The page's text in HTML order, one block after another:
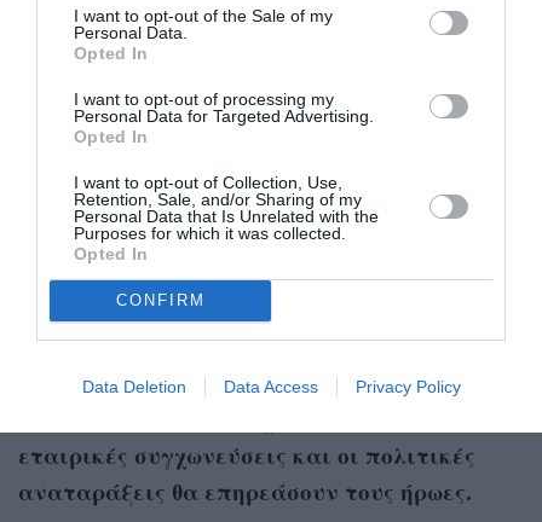
I want to opt-out of the Sale of my
Personal Data.
Opted In
I want to opt-out of processing my
Personal Data for Targeted Advertising.
Opted In
I want to opt-out of Collection, Use,
Retention, Sale, and/or Sharing of my
Personal Data that Is Unrelated with the
Purposes for which it was collected.
Opted In
CONFIRM
Data Deletion Data Access Privacy Policy
H πέμπτη σεζόν
Η 5η σεζόν βρίσκεται ήδη στο γραφείο των
σεναριογράφων.Η ομάδα εργάζεται εδώ και
μήνες, εξετάζοντας πώς οι αλλαγές στα
εταιρικές συγχωνεύσεις και οι πολιτικές
αναταράξεις θα επηρεάσουν τους ήρωες.